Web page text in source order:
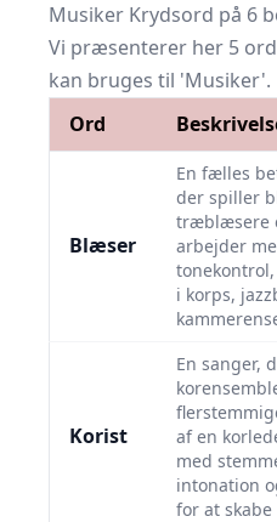
Musiker Krydsord på 6
Vi præsenterer her 5
kan bruges til 'Musiker'.
Ord
Blæser
En fælles
der spiller
træblæsere
arbejder
i korps,
Korist
En sanger,
af en
med
intonation
for at